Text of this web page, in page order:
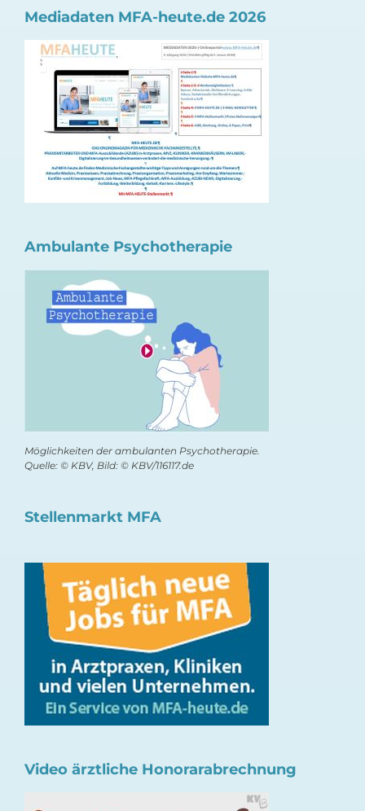
Mediadaten MFA-heute.de 2026
Ambulante Psychotherapie
Möglichkeiten der ambulanten Psychotherapie.
Quelle: © KBV, Bild: © KBV/116117.de
Stellenmarkt MFA
Video ärztliche Honorarabrechnung